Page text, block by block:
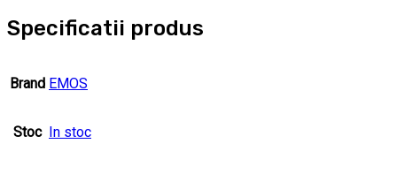
Specificatii produs
Brand EMOS
Stoc In stoc